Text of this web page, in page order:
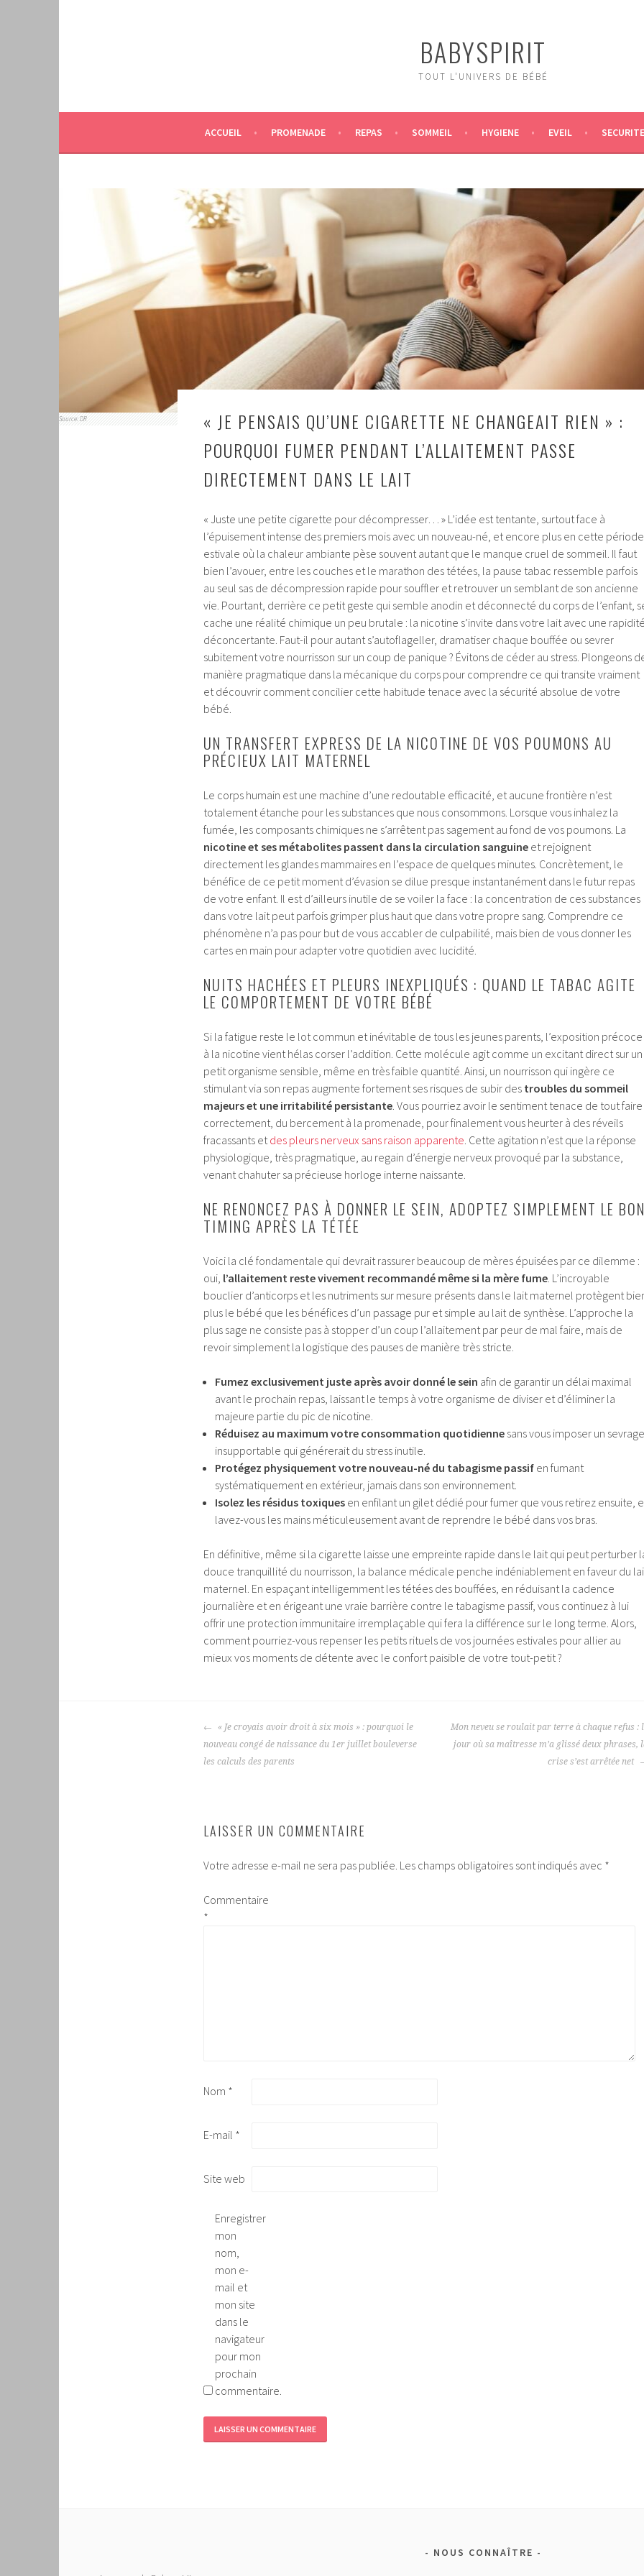
BABYSPIRIT
TOUT L'UNIVERS DE BÉBÉ
ACCUEIL PROMENADE REPAS SOMMEIL HYGIENE EVEIL SECURITE
Source: DR
« JE PENSAIS QU’UNE CIGARETTE NE CHANGEAIT RIEN » :
POURQUOI FUMER PENDANT L’ALLAITEMENT PASSE
DIRECTEMENT DANS LE LAIT
« Juste une petite cigarette pour décompresser… » L’idée est tentante, surtout face à
l’épuisement intense des premiers mois avec un nouveau-né, et encore plus en cette période
estivale où la chaleur ambiante pèse souvent autant que le manque cruel de sommeil. Il faut
bien l’avouer, entre les couches et le marathon des tétées, la pause tabac ressemble parfois
au seul sas de décompression rapide pour souffler et retrouver un semblant de son ancienne
vie. Pourtant, derrière ce petit geste qui semble anodin et déconnecté du corps de l’enfant,
cache une réalité chimique un peu brutale : la nicotine s’invite dans votre lait avec une
déconcertante. Faut-il pour autant s’autoflageller, dramatiser chaque bouffée ou sevrer
subitement votre nourrisson sur un coup de panique ? Évitons de céder au stress. Plongeons
manière pragmatique dans la mécanique du corps pour comprendre ce qui transite vraiment
et découvrir comment concilier cette habitude tenace avec la sécurité absolue de votre
bébé.
UN TRANSFERT EXPRESS DE LA NICOTINE DE VOS POUMONS AU
PRÉCIEUX LAIT MATERNEL
Le corps humain est une machine d’une redoutable efficacité, et aucune frontière n’est
totalement étanche pour les substances que nous consommons. Lorsque vous inhalez la
fumée, les composants chimiques ne s’arrêtent pas sagement au fond de vos poumons. La
nicotine et ses métabolites passent dans la circulation sanguine et rejoignent
directement les glandes mammaires en l’espace de quelques minutes. Concrètement, le
bénéfice de ce petit moment d’évasion se dilue presque instantanément dans le futur repas
de votre enfant. Il est d’ailleurs inutile de se voiler la face : la concentration de ces substances
dans votre lait peut parfois grimper plus haut que dans votre propre sang. Comprendre ce
phénomène n’a pas pour but de vous accabler de culpabilité, mais bien de vous donner les
cartes en main pour adapter votre quotidien avec lucidité.
NUITS HACHÉES ET PLEURS INEXPLIQUÉS : QUAND LE TABAC AGITE
LE COMPORTEMENT DE VOTRE BÉBÉ
Si la fatigue reste le lot commun et inévitable de tous les jeunes parents, l’exposition précoce
à la nicotine vient hélas corser l’addition. Cette molécule agit comme un excitant direct sur un
petit organisme sensible, même en très faible quantité. Ainsi, un nourrisson qui ingère ce
stimulant via son repas augmente fortement ses risques de subir des troubles du sommeil
majeurs et une irritabilité persistante. Vous pourriez avoir le sentiment tenace de tout faire
correctement, du bercement à la promenade, pour finalement vous heurter à des réveils
fracassants etdes pleurs nerveux sans raison apparente. Cette agitation n’est que la réponse
physiologique, très pragmatique, au regain d’énergie nerveux provoqué par la substance,
venant chahuter sa précieuse horloge interne naissante.
NE RENONCEZ PAS À DONNER LE SEIN, ADOPTEZ SIMPLEMENT LE
TIMING APRÈS LA TÉTÉE
Voici la clé fondamentale qui devrait rassurer beaucoup de mères épuisées par ce dilemme :
oui, l’allaitement reste vivement recommandé même si la mère fume. L’incroyable
bouclier d’anticorps et les nutriments sur mesure présents dans le lait maternel protègent
plus le bébé que les bénéfices d’un passage pur et simple au lait de synthèse. L’approche la
plus sage ne consiste pas à stopper d’un coup l’allaitement par peur de mal faire, mais de
revoir simplement la logistique des pauses de manière très stricte.
Fumez exclusivement juste après avoir donné le sein afin de garantir un délai maximal
avant le prochain repas, laissant le temps à votre organisme de diviser et d’éliminer la
majeure partie du pic de nicotine.
Réduisez au maximum votre consommation quotidienne sans vous imposer un sevrage
insupportable qui générerait du stress inutile.
Protégez physiquement votre nouveau-né du tabagisme passif en fumant
systématiquement en extérieur, jamais dans son environnement.
Isolez les résidus toxiques en enfilant un gilet dédié pour fumer que vous retirez ensuite,
lavez-vous les mains méticuleusement avant de reprendre le bébé dans vos bras.
En définitive, même si la cigarette laisse une empreinte rapide dans le lait qui peut perturber
douce tranquillité du nourrisson, la balance médicale penche indéniablement en faveur du
maternel. En espaçant intelligemment les tétées des bouffées, en réduisant la cadence
journalière et en érigeant une vraie barrière contre le tabagisme passif, vous continuez à lui
offrir une protection immunitaire irremplaçable qui fera la différence sur le long terme. Alors,
comment pourriez-vous repenser les petits rituels de vos journées estivales pour allier au
mieux vos moments de détente avec le confort paisible de votre tout-petit ?
NAVIGATION
DES
ARTICLES
« Je croyais avoir droit à six mois » : pourquoi le
nouveau congé de naissance du 1er juillet bouleverse
les calculs des parents
Mon neveu se roulait par terre à chaque refus :
jour où sa maîtresse m’a glissé deux phrases,
crise s’est arrêtée net
LAISSER UN COMMENTAIRE
Votre adresse e-mail ne sera pas publiée. Les champs obligatoires sont indiqués avec *
Commentaire
*
Nom *
E-mail *
Site web
Enregistrer
mon
nom,
mon e-
mail et
mon site
dans le
navigateur
pour mon
prochain
commentaire.
NOUS CONNAÎTRE